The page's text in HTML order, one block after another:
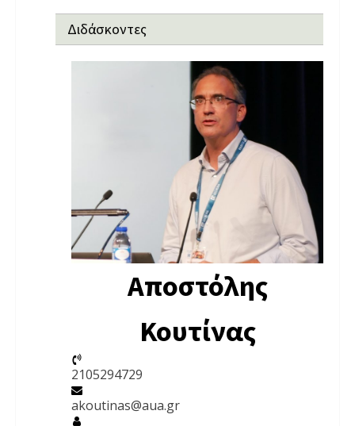
Διδάσκοντες
Αποστόλης
Κουτίνας
2105294729
akoutinas@aua.gr